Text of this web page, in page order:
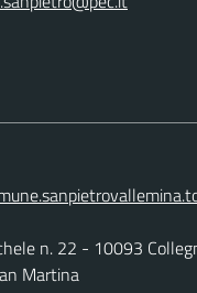
n. 22 - 10093
Martina